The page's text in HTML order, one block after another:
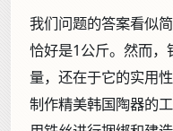
我们问题的答案看似
恰好是1公斤。然而
量，还在于它的实用
制作精美韩国陶器的